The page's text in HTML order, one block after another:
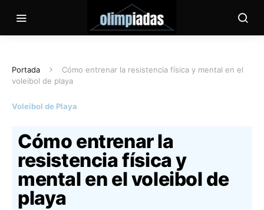
Portada
Cómo entrenar la resistencia física y mental en el
voleibol de playa
Voleibol de Playa
Cómo entrenar la
resistencia física y
mental en el voleibol de
playa